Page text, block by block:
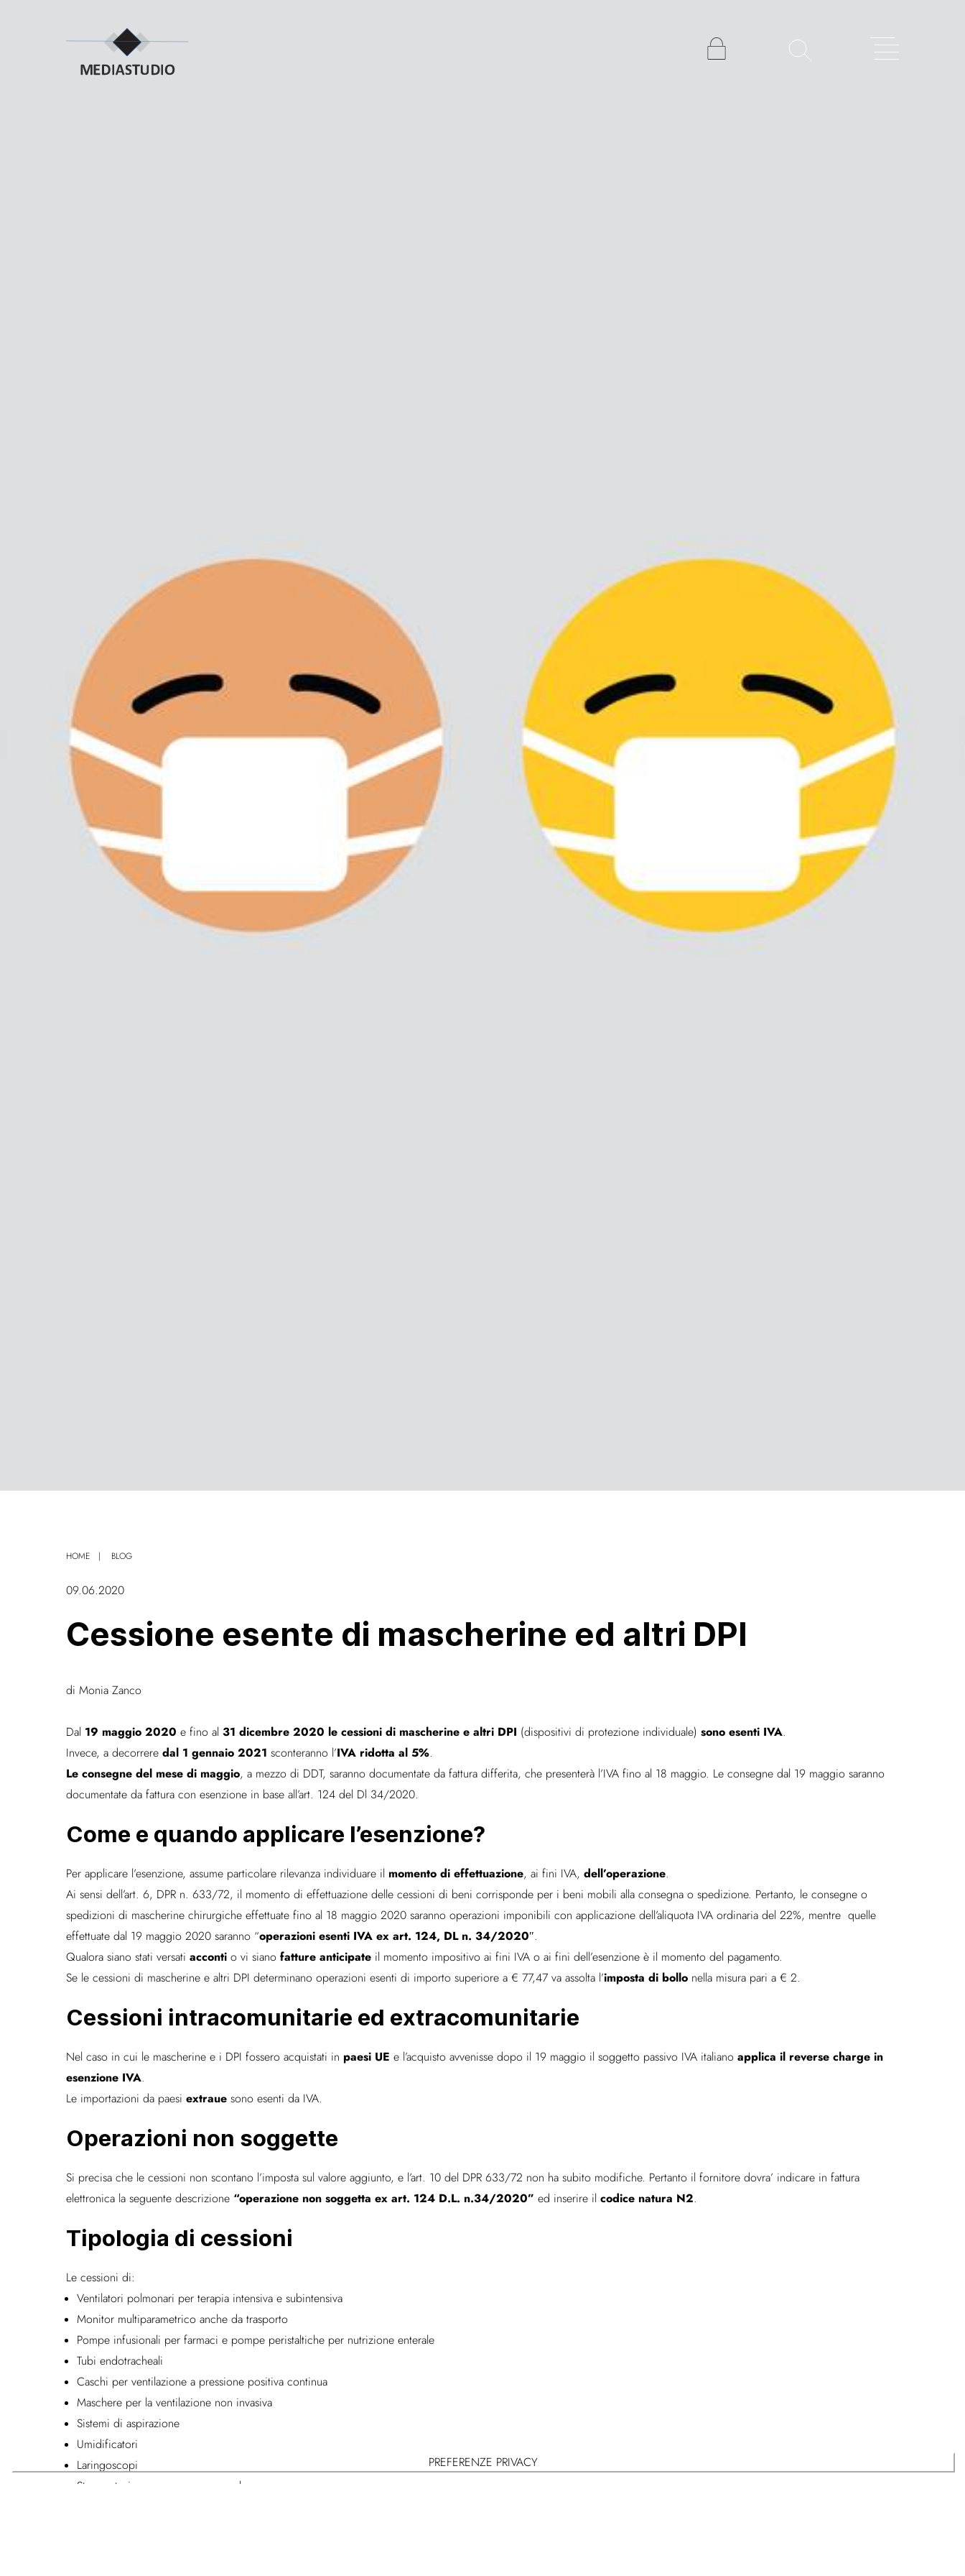
HOME BLOG
09.06.2020
Cessione esente di mascherine ed altri DPI
di Monia Zanco
Dal 19 maggio 2020 e fino al 31 dicembre 2020 le cessioni di mascherine e altri DPI (dispositivi di protezione individuale) sono esenti IVA.
Invece, a decorrere dal 1 gennaio 2021 sconteranno l’IVA ridotta al 5%.
Le consegne del mese di maggio, a mezzo di DDT, saranno documentate da fattura differita, che presenterà l’IVA fino al 18 maggio. Le consegne dal 19 maggio saranno
documentate da fattura con esenzione in base all’art. 124 del Dl 34/2020.
Come e quando applicare l’esenzione?
Per applicare l’esenzione, assume particolare rilevanza individuare il momento di effettuazione, ai fini IVA, dell’operazione.
Ai sensi dell’art. 6, DPR n. 633/72, il momento di effettuazione delle cessioni di beni corrisponde per i beni mobili alla consegna o spedizione. Pertanto, le consegne o
spedizioni di mascherine chirurgiche effettuate fino al 18 maggio 2020 saranno operazioni imponibili con applicazione dell’aliquota IVA ordinaria del 22%, mentre quelle
effettuate dal 19 maggio 2020 saranno “operazioni esenti IVA ex art. 124, DL n. 34/2020″.
Qualora siano stati versati acconti o vi siano fatture anticipate il momento impositivo ai fini IVA o ai fini dell’esenzione è il momento del pagamento.
Se le cessioni di mascherine e altri DPI determinano operazioni esenti di importo superiore a € 77,47 va assolta l’imposta di bollo nella misura pari a € 2.
Cessioni intracomunitarie ed extracomunitarie
Nel caso in cui le mascherine e i DPI fossero acquistati in paesi UE e l’acquisto avvenisse dopo il 19 maggio il soggetto passivo IVA italiano applica il reverse charge in
esenzione IVA.
Le importazioni da paesi extraue sono esenti da IVA.
Operazioni non soggette
Si precisa che le cessioni non scontano l’imposta sul valore aggiunto, e l’art. 10 del DPR 633/72 non ha subito modifiche. Pertanto il fornitore dovra’ indicare in fattura
elettronica la seguente descrizione “operazione non soggetta ex art. 124 D.L. n.34/2020” ed inserire il codice natura N2.
Tipologia di cessioni
Le cessioni di:
Ventilatori polmonari per terapia intensiva e subintensiva
Monitor multiparametrico anche da trasporto
Pompe infusionali per farmaci e pompe peristaltiche per nutrizione enterale
Tubi endotracheali
Caschi per ventilazione a pressione positiva continua
Maschere per la ventilazione non invasiva
Sistemi di aspirazione
Umidificatori
Laringoscopi
Strumentazione per accesso vascolare